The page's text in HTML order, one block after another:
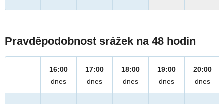
Pravděpodobnost srážek na 48 hodin
16:00
dnes
17:00
dnes
18:00
dnes
19:00
dnes
20:00
dnes